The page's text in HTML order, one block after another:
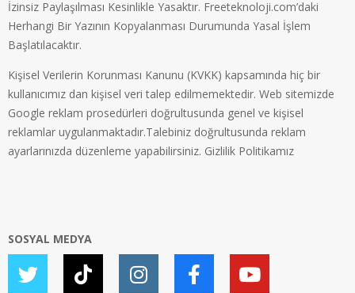
İzinsiz Paylaşılması Kesinlikle Yasaktır. Freeteknoloji.com’daki
Herhangi Bir Yazının Kopyalanması Durumunda Yasal İşlem
Başlatılacaktır.
Kişisel Verilerin Korunması Kanunu (KVKK) kapsamında hiç bir
kullanıcımız dan kişisel veri talep edilmemektedir. Web sitemizde
Google reklam prosedürleri doğrultusunda genel ve kişisel
reklamlar uygulanmaktadır.Talebiniz doğrultusunda reklam
ayarlarınızda düzenleme yapabilirsiniz. Gizlilik Politikamız
SOSYAL MEDYA